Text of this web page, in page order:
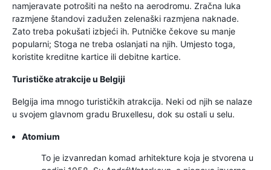
namjeravate potrošiti na nešto na aerodromu. Zračna luka
razmjene štandovi zadužen zelenaški razmjena naknade.
Zato treba pokušati izbjeći ih. Putničke čekove su manje
popularni; Stoga ne treba oslanjati na njih. Umjesto toga,
koristite kreditne kartice ili debitne kartice.
Turističke atrakcije u Belgiji
Belgija ima mnogo turističkih atrakcija. Neki od njih se nalaze
u svojem glavnom gradu Bruxellesu, dok su ostali u selu.
Atomium
To je izvanredan komad arhitekture koja je stvorena u